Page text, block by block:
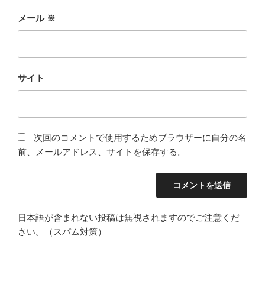
メール ※
サイト
次回のコメントで使用するためブラウザーに自分の名
前、メールアドレス、サイトを保存する。
日本語が含まれない投稿は無視されますのでご注意くだ
さい。（スパム対策）